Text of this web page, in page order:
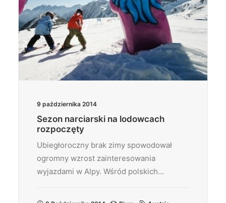
9 października 2014
Sezon narciarski na lodowcach
rozpoczęty
Ubiegłoroczny brak zimy spowodował
ogromny wzrost zainteresowania
wyjazdami w Alpy. Wśród polskich…